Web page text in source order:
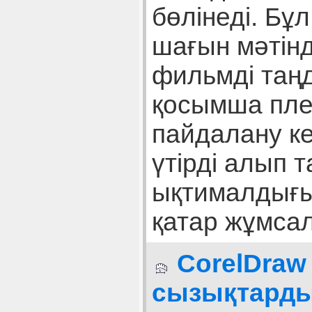
бөлінеді.
шағын
фильмді
қосымша
пайдалану
үтірді алып
қатар